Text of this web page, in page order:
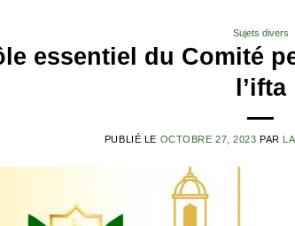
Sujets divers
essentiel du Comité
l’ifta
PUBLIÉ LE OCTOBRE 27, 2023 PAR